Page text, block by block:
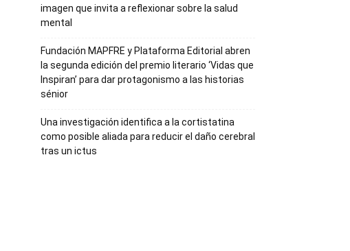
imagen que invita a reflexionar sobre la salud
mental
Fundación MAPFRE y Plataforma Editorial abren
la segunda edición del premio literario ‘Vidas que
Inspiran’ para dar protagonismo a las historias
sénior
Una investigación identifica a la cortistatina
como posible aliada para reducir el daño cerebral
tras un ictus